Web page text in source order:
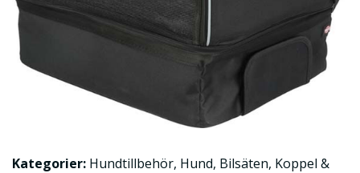
Kategorier: Hundtillbehör, Hund, Bilsäten, Koppel &